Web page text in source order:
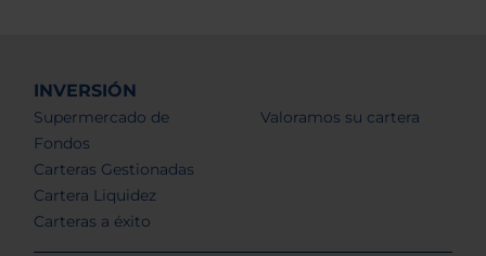
INVERSIÓN
Supermercado de
Fondos
Carteras Gestionadas
Cartera Liquidez
Carteras a éxito
Valoramos su cartera